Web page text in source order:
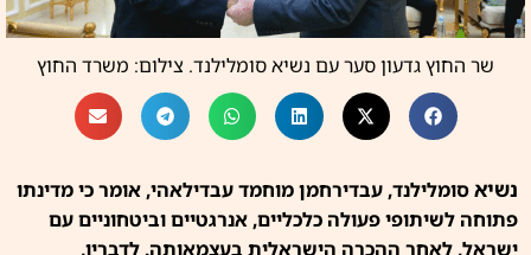
שר החוץ גדעון סער עם נשיא סומלילנד. צילום: משרד החוץ
נשיאסומלילנד, עבדירחמן מוחמד עבדילאהי, אומר כי מדינתו
פתוחה לשיתופי פעולה כלכליים, אנרגטיים וביטחוניים עם
ישראל, לאחר ההכרה הישראלית בעצמאותה. לדבריו,